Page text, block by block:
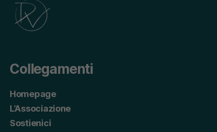
Collegamenti
Homepage
L’Associazione
Sostienici